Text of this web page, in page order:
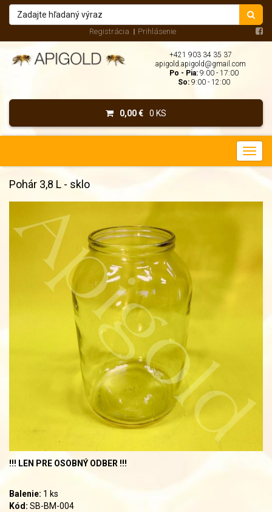
Registrácia Prihlásenie
+421 903 34 35 37
apigold.apigold@gmail.com
Po - Pia: 9:00 - 17:00
So: 9:00 - 12:00
0,00 € 0 KS
Pohár 3,8 L - sklo
!!! LEN PRE OSOBNÝ ODBER !!!
Balenie: 1 ks
Kód: SB-BM-004